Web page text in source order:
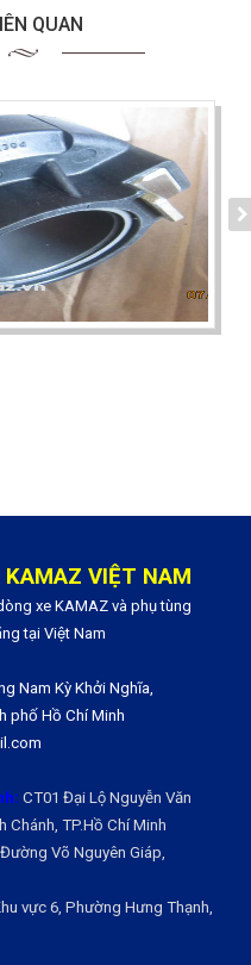
QUAN
KAMAZ VIỆT NAM
xe KAMAZ và phụ tùng
tại Việt Nam
Nam Kỳ Khởi Nghĩa,
phố Hồ Chí Minh
CT01 Đại Lộ Nguyễn Văn
Chánh, TP.Hồ Chí Minh
Đường Võ Nguyên Giáp,
vực 6, Phường Hưng Thạnh,